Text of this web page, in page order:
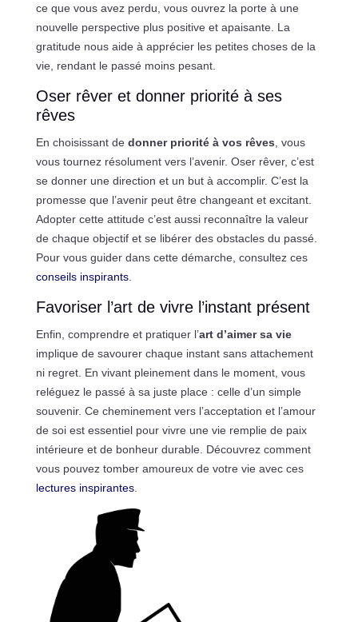
ce que vous avez perdu, vous ouvrez la porte à une
nouvelle perspective plus positive et apaisante. La
gratitude nous aide à apprécier les petites choses de la
vie, rendant le passé moins pesant.
Oser rêver et donner priorité à ses
rêves
En choisissant de donner priorité à vos rêves , vous
vous tournez résolument vers l’avenir. Oser rêver, c’est
se donner une direction et un but à accomplir. C’est la
promesse que l’avenir peut être changeant et excitant.
Adopter cette attitude c’est aussi reconnaître la valeur
de chaque objectif et se libérer des obstacles du passé.
Pour vous guider dans cette démarche, consultez ces
conseils inspirants.
Favoriser l’art de vivre l’instant présent
Enfin, comprendre et pratiquer l’art d’aimer sa vie
implique de savourer chaque instant sans attachement
ni regret. En vivant pleinement dans le moment, vous
reléguez le passé à sa juste place : celle d’un simple
souvenir. Ce cheminement vers l’acceptation et l’amour
de soi est essentiel pour vivre une vie remplie de paix
intérieure et de bonheur durable. Découvrez comment
vous pouvez tomber amoureux de votre vie avec ces
lectures inspirantes.